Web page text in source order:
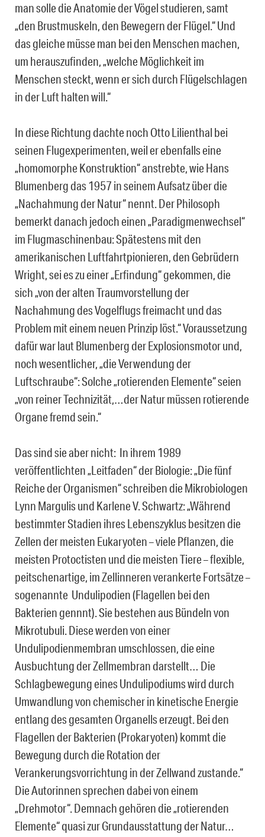
man solle die Anatomie der Vögel studieren, samt
„den Brustmuskeln, den Bewegern der Flügel.“ Und
das gleiche müsse man bei den Menschen machen,
um herauszufinden, „welche Möglichkeit im
Menschen steckt, wenn er sich durch Flügelschlagen
in der Luft halten will.“
In diese Richtung dachte noch Otto Lilienthal bei
seinen Flugexperimenten, weil er ebenfalls eine
„homomorphe Konstruktion“ anstrebte, wie Hans
Blumenberg das 1957 in seinem Aufsatz über die
„Nachahmung der Natur“ nennt. Der Philosoph
bemerkt danach jedoch einen „Paradigmenwechsel“
im Flugmaschinenbau: Spätestens mit den
amerikanischen Luftfahrtpionieren, den Gebrüdern
Wright, sei es zu einer „Erfindung“ gekommen, die
sich „von der alten Traumvorstellung der
Nachahmung des Vogelflugs freimacht und das
Problem mit einem neuen Prinzip löst.“ Voraussetzung
dafür war laut Blumenberg der Explosionsmotor und,
noch wesentlicher, „die Verwendung der
Luftschraube“: Solche „rotierenden Elemente“ seien
„von reiner Technizität,…der Natur müssen rotierende
Organe fremd sein.“
Das sind sie aber nicht: In ihrem 1989
veröffentlichten „Leitfaden“ der Biologie: „Die fünf
Reiche der Organismen“ schreiben die Mikrobiologen
Lynn Margulis und Karlene V. Schwartz: „Während
bestimmter Stadien ihres Lebenszyklus besitzen die
Zellen der meisten Eukaryoten – viele Pflanzen, die
meisten Protoctisten und die meisten Tiere – flexible,
peitschenartige, im Zellinneren verankerte Fortsätze –
sogenannte Undulipodien (Flagellen bei den
Bakterien gennnt). Sie bestehen aus Bündeln von
Mikrotubuli. Diese werden von einer
Undulipodienmembran umschlossen, die eine
Ausbuchtung der Zellmembran darstellt… Die
Schlagbewegung eines Undulipodiums wird durch
Umwandlung von chemischer in kinetische Energie
entlang des gesamten Organells erzeugt. Bei den
Flagellen der Bakterien (Prokaryoten) kommt die
Bewegung durch die Rotation der
Verankerungsvorrichtung in der Zellwand zustande.“
Die Autorinnen sprechen dabei von einem
„Drehmotor“. Demnach gehören die „rotierenden
Elemente“ quasi zur Grundausstattung der Natur…